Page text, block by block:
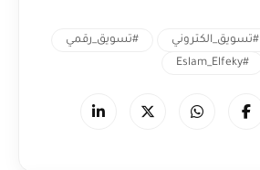
#تسويق_الكتروني
#تسويق_رقمي
#Eslam_Elfeky